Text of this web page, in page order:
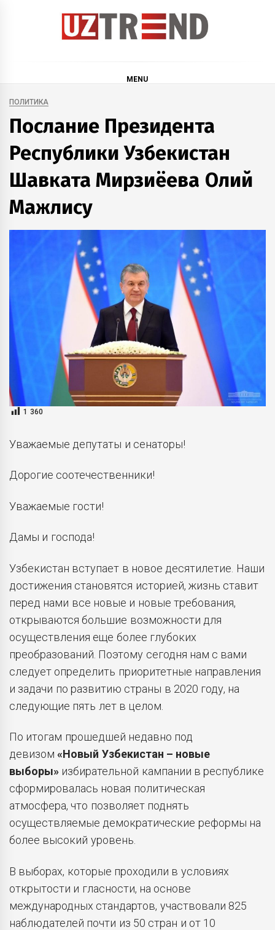
MENU
ПОЛИТИКА
Послание Президента
Республики Узбекистан
Шавката Мирзиёева Олий
Мажлису
1 360
Уважаемые депутаты и сенаторы!
Дорогие соотечественники!
Уважаемые гости!
Дамы и господа!
Узбекистан вступает в новое десятилетие. Наши
достижения становятся историей, жизнь ставит
перед нами все новые и новые требования,
открываются большие возможности для
осуществления еще более глубоких
преобразований. Поэтому сегодня нам с вами
следует определить приоритетные направления
и задачи по развитию страны в 2020 году, на
следующие пять лет в целом.
По итогам прошедшей недавно под
девизом«Новый Узбекистан – новые
выборы» избирательной кампании в республике
сформировалась новая политическая
атмосфера, что позволяет поднять
осуществляемые демократические реформы на
более высокий уровень.
В выборах, которые проходили в условиях
открытости и гласности, на основе
международных стандартов, участвовали 825
наблюдателей почти из 50 стран и от 10